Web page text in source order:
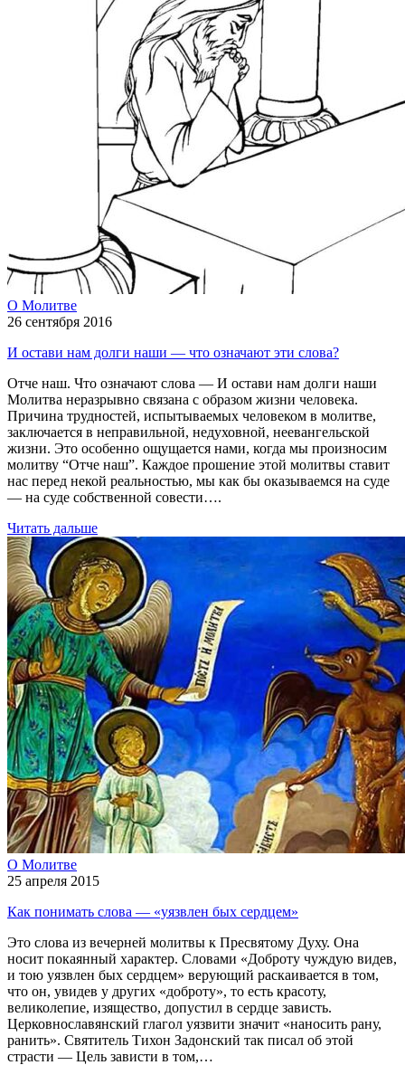
О Молитве
26 сентября 2016
И остави нам долги наши — что означают эти слова?
Отче наш. Что означают слова — И остави нам долги наши
Молитва неразрывно связана с образом жизни человека.
Причина трудностей, испытываемых человеком в молитве,
заключается в неправильной, недуховной, неевангельской
жизни. Это особенно ощущается нами, когда мы произносим
молитву “Отче наш”. Каждое прошение этой молитвы ставит
нас перед некой реальностью, мы как бы оказываемся на суде
— на суде собственной совести….
Читать дальше
О Молитве
25 апреля 2015
Как понимать слова — «уязвлен бых сердцем»
Это слова из вечерней молитвы к Пресвятому Духу. Она
носит покаянный характер. Словами «Доброту чуждую видев,
и тою уязвлен бых сердцем» верующий раскаивается в том,
что он, увидев у других «доброту», то есть красоту,
великолепие, изящество, допустил в сердце зависть.
Церковнославянский глагол уязвити значит «наносить рану,
ранить». Святитель Тихон Задонский так писал об этой
страсти — Цель зависти в том,…